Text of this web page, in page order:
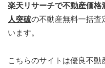
楽天リサーチで不動産価格
人突破の不動産無料一括査
います。
こちらのサイトは優良不